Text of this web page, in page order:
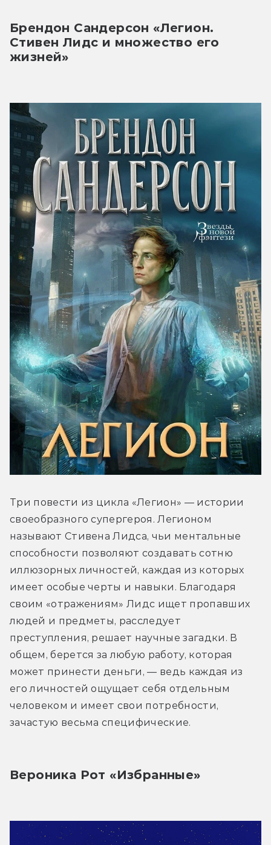
Брендон Сандерсон «Легион.
Стивен Лидс и множество его
жизней»
Три повести из цикла «Легион» — истории
своеобразного супергероя. Легионом
называют Стивена Лидса, чьи ментальные
способности позволяют создавать сотню
иллюзорных личностей, каждая из которых
имеет особые черты и навыки. Благодаря
своим «отражениям» Лидс ищет пропавших
людей и предметы, расследует
преступления, решает научные загадки. В
общем, берется за любую работу, которая
может принести деньги, — ведь каждая из
его личностей ощущает себя отдельным
человеком и имеет свои потребности,
зачастую весьма специфические.
Вероника Рот «Избранные»